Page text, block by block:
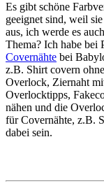
Es gibt schöne
geeignet sind, weil
aus, ich werde es
Thema? Ich habe bei
Covernähte bei
z.B. Shirt covern
Overlock, Ziernaht
Overlocktipps,
nähen und die
für Covernähte, z.B.
dabei sein.